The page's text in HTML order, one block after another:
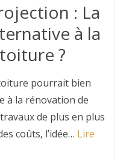
: La
à la
?
pourrait bien
à la rénovation de
de plus en plus
coûts, l’idée… Lire